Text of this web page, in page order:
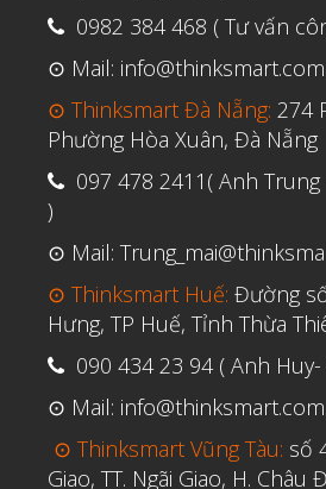
0982 384 468 ( Tư vấn
⊙ Mail:
⊙ Thinksmart Đà Nẵng: 274
Phường Hòa Xuân, Đà Nẵng
097 478 2411( Anh
)
⊙ Mail:
⊙ Thinksmart Huế: Đường
Hưng, TP Huế, Tỉnh Thừa
090 434 23 94 ( Anh
⊙ Mail:
⊙ Thinksmart Vũng Tàu: số
Giao, TT. Ngãi Giao, H. Châu